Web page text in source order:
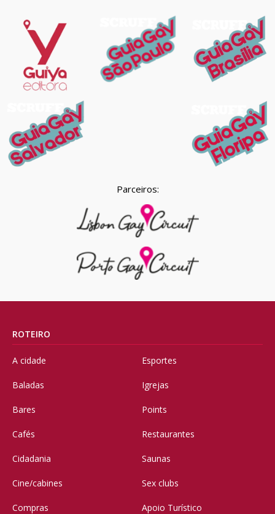
Parceiros:
ROTEIRO
A cidade
Baladas
Bares
Cafés
Cidadania
Cine/cabines
Compras
Esportes
Igrejas
Points
Restaurantes
Saunas
Sex clubs
Apoio Turístico